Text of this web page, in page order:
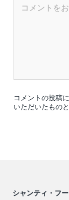
コメントの投稿に
いただいたもの
シャンティ・フ